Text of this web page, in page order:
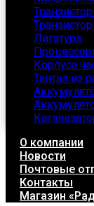
Лигатура
Корпуса
Тантал из
О компании
Новости
Почтовые
Контакты
Магазин